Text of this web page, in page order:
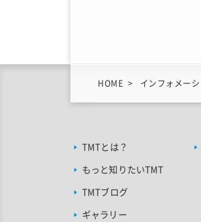
HOME インフォメー
TMTとは？
もっと知りたいTMT
TMTブログ
ギャラリー